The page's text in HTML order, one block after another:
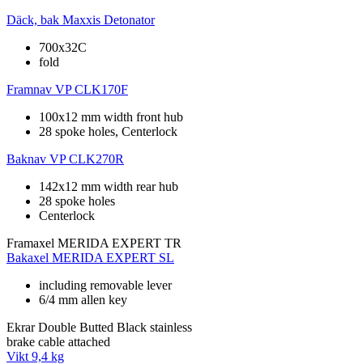
Däck, bak Maxxis Detonator
700x32C
fold
Framnav VP CLK170F
100x12 mm width front hub
28 spoke holes, Centerlock
Baknav VP CLK270R
142x12 mm width rear hub
28 spoke holes
Centerlock
Framaxel MERIDA EXPERT TR
Bakaxel MERIDA EXPERT SL
including removable lever
6/4 mm allen key
Ekrar Double Butted Black stainless
brake cable attached
Vikt 9,4 kg